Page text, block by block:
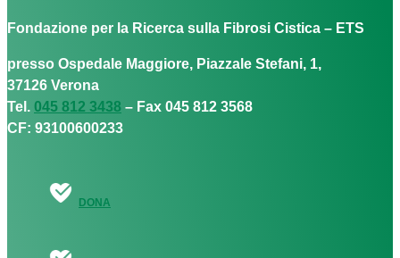
Fondazione per la Ricerca sulla Fibrosi Cistica – ETS
presso Ospedale Maggiore, Piazzale Stefani, 1,
37126 Verona
Tel. 045 812 3438 – Fax 045 812 3568
CF: 93100600233
DONA